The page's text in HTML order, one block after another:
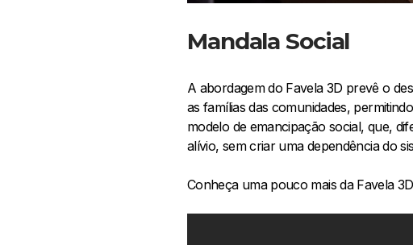
Mandala Social
A abordagem do Favela 3D prevê o
as famílias das comunidades,
modelo de emancipação social, que,
alívio, sem criar uma dependência do
Conheça uma pouco mais da Favela